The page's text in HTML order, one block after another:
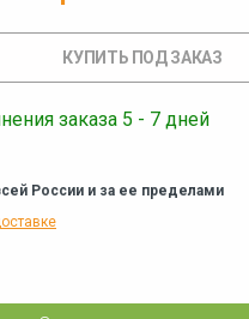
заказа 5 - 7 дней
России и за ее пределами